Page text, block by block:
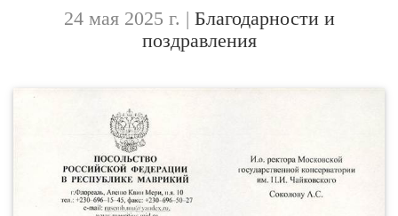
24 мая 2025 г. | Благодарности и
поздравления